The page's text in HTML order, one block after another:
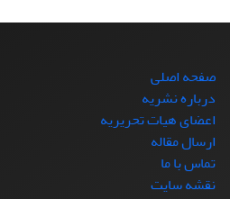
صفحه اصلی
درباره نشریه
اعضای هیات تحریریه
ارسال مقاله
تماس با ما
نقشه سایت